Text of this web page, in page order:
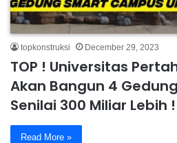
topkonstruksi December 29, 2023
TOP ! Universitas
Akan Bangun 4
Senilai 300 Miliar Lebih !
Read More »